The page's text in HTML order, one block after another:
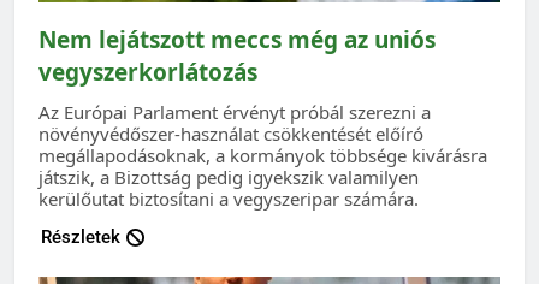
Nem lejátszott meccs még az uniós
vegyszerkorlátozás
Az Európai Parlament érvényt próbál szerezni a
növényvédőszer-használat csökkentését előíró
megállapodásoknak, a kormányok többsége kivárásra
játszik, a Bizottság pedig igyekszik valamilyen
kerülőutat biztosítani a vegyszeripar számára.
Részletek